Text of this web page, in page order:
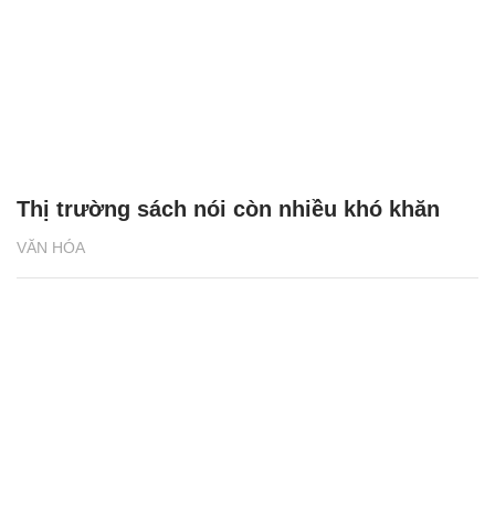
VĂN HÓA
Thị trường sách nói còn nhiều khó khăn